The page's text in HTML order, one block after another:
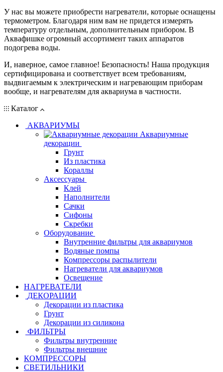
У нас вы можете приобрести нагреватели, которые оснащены
термометром. Благодаря ним вам не придется измерять
температуру отдельным, дополнительным прибором. В
Аквафишке огромный ассортимент таких аппаратов
подогрева воды.
И, наверное, самое главное! Безопасность! Наша продукция
сертифицирована и соответствует всем требованиям,
выдвигаемым к электрическим и нагревающим приборам
вообще, и нагревателям для аквариума в частности.
Каталог
АКВАРИУМЫ
Аквариумные
декорации
Грунт
Из пластика
Кораллы
Аксессуары
Клей
Наполнители
Сачки
Сифоны
Скребки
Оборудование
Внутренние фильтры для аквариумов
Водяные помпы
Компрессоры распылители
Нагреватели для аквариумов
Освещение
НАГРЕВАТЕЛИ
ДЕКОРАЦИИ
Декорации из пластика
Грунт
Декорации из силикона
ФИЛЬТРЫ
Фильтры внутренние
Фильтры внешние
КОМПРЕССОРЫ
СВЕТИЛЬНИКИ